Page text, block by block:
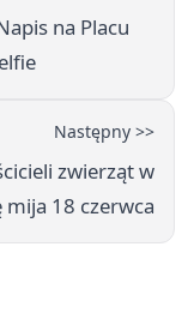
na Placu
Następny >>
zwierząt w
mija 18 czerwca